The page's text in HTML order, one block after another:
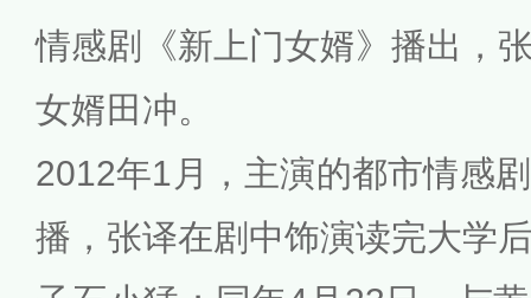
情感剧《新上门女婿》播出，
女婿田冲。
2012年1月，主演的都市情感
播，张译在剧中饰演读完大学